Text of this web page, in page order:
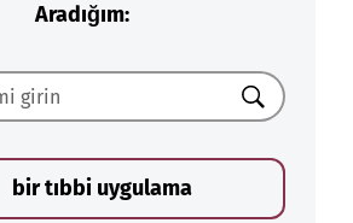
Aradığım:
Ara
bir tıbbi uygulama